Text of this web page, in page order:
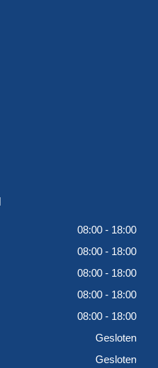
08:00 - 18:00
08:00 - 18:00
08:00 - 18:00
08:00 - 18:00
08:00 - 18:00
Gesloten
Gesloten